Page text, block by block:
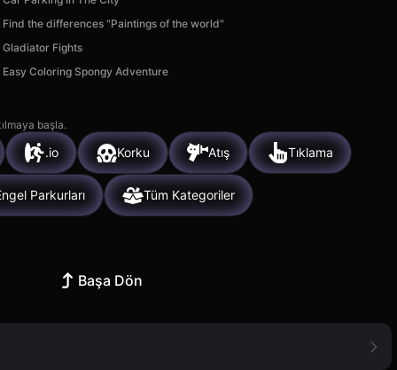
Find the differences "Paintings of the world"
Gladiator Fights
Easy Coloring Spongy Adventure
başla.
.io Korku Atış Tıklama
Parkurları Tüm Kategoriler
Başa Dön